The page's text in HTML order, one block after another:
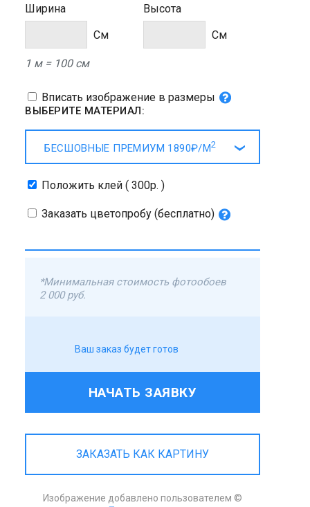
Ширина
Cм
Высота
Cм
1 м = 100 см
Вписать изображение в размеры
ВЫБЕРИТЕ МАТЕРИАЛ:
БЕСШОВНЫЕ ПРЕМИУМ 1890₽/М2
Положить клей ( 300р. )
Заказать цветопробу (бесплатно)
*Минимальная стоимость фотообоев
2 000 руб.
Ваш заказ будет готов
НАЧАТЬ ЗАЯВКУ
ЗАКАЗАТЬ КАК КАРТИНУ
Изображение добавлено пользователем ©